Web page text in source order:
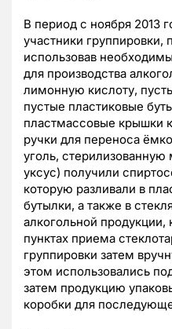
В период с ноября 2013
участники
использовав
для производства
лимонную кислоту,
пустые пластиковые
пластмассовые крышки
ручки для переноса
уголь,
уксус) получили
которую разливали в
бутылки, а также в
алкогольной
пунктах приема
группировки затем
этом использовались
затем продукцию
коробки для